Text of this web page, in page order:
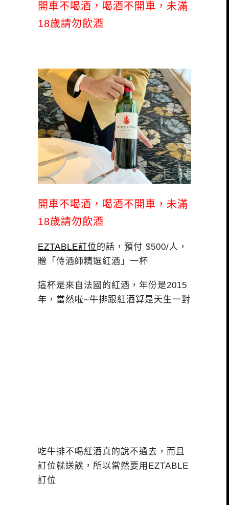
開車不喝酒，喝酒不開車，未滿
18歲請勿飲酒
開車不喝酒，喝酒不開車，未滿
18歲請勿飲酒
EZTABLE訂位 的話，預付 $500/人，
贈「侍酒師精選紅酒」一杯
這杯是來自法國的紅酒，年份是2015
年，當然啦~牛排跟紅酒算是天生一對
吃牛排不喝紅酒真的說不過去，而且
訂位就送誒，所以當然要用EZTABLE
訂位